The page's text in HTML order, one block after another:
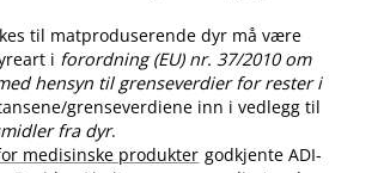
til matproduserende dyr må være
i forordning (EU) nr. 37/2010 om
hensyn til grenseverdier for rester i
​grenseverdiene inn i vedlegg til
fra dyr.
medisinske produkter godkjente ADI-